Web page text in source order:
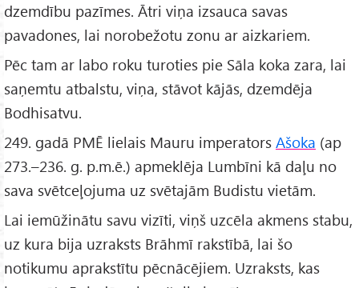
dzemdību pazīmes. Ātri viņa izsauca savas
pavadones, lai norobežotu zonu ar aizkariem.
Pēc tam ar labo roku turoties pie Sāla koka zara, lai
saņemtu atbalstu, viņa, stāvot kājās, dzemdēja
Bodhisatvu.
249. gadā PMĒ lielais Mauru imperators Ašoka (ap
273.–236. g. p.m.ē.) apmeklēja Lumbīni kā daļu no
sava svētceļojuma uz svētajām Budistu vietām.
Lai iemūžinātu savu vizīti, viņš uzcēla akmens stabu,
uz kura bija uzraksts Brāhmī rakstībā, lai šo
notikumu aprakstītu pēcnācējiem. Uzraksts, kas